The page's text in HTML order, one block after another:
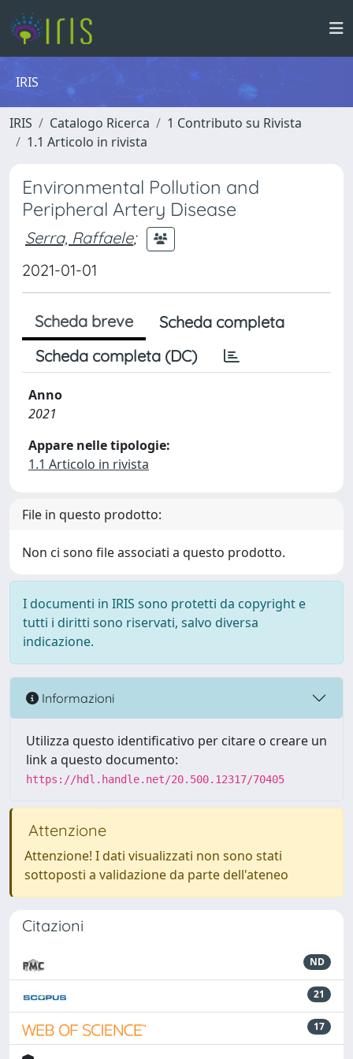
IRIS
IRIS Catalogo Ricerca
1 Contributo su Rivista
1.1 Articolo in rivista
Environmental Pollution and
Peripheral Artery Disease
Serra, Raffaele;
2021-01-01
Scheda breve
Scheda completa
Scheda completa (DC)
Anno
2021
Appare nelle tipologie:
1.1 Articolo in rivista
File in questo prodotto:
Non ci sono file associati a questo prodotto.
I documenti in IRIS sono protetti da copyright e
tutti i diritti sono riservati, salvo diversa
indicazione.
Informazioni
Utilizza questo identificativo per citare o creare un
link a questo documento:
https://hdl.handle.net/20.500.12317/70405
Attenzione
Attenzione! I dati visualizzati non sono stati
sottoposti a validazione da parte dell'ateneo
Citazioni
ND
21
17